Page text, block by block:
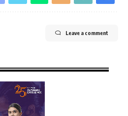
Leave a comment